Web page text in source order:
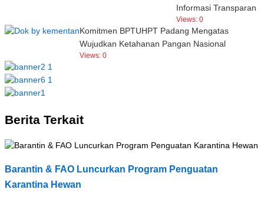
Informasi Transparan
Views: 0
Komitmen BPTUHPT Padang Mengatas
Wujudkan Ketahanan Pangan Nasional
Views: 0
Berita Terkait
Barantin & FAO Luncurkan Program Penguatan
Karantina Hewan